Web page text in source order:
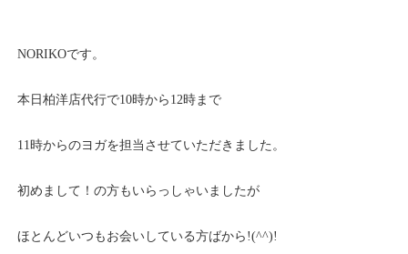
NORIKOです。
本日柏洋店代行で10時から12時まで
11時からのヨガを担当させていただきました。
初めまして！の方もいらっしゃいましたが
ほとんどいつもお会いしている方ばから!(^^)!